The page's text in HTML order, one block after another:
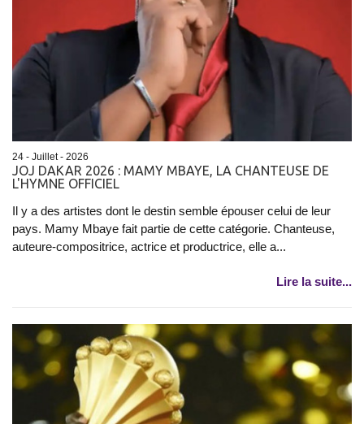
24 - Juillet - 2026
JOJ DAKAR 2026 : MAMY MBAYE, LA CHANTEUSE DE
L'HYMNE OFFICIEL
Il y a des artistes dont le destin semble épouser celui de leur
pays. Mamy Mbaye fait partie de cette catégorie. Chanteuse,
auteure-compositrice, actrice et productrice, elle a...
Lire la suite...